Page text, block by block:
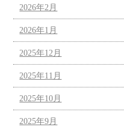
2026年2月
2026年1月
2025年12月
2025年11月
2025年10月
2025年9月